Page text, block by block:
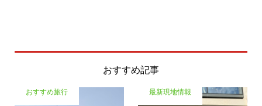
おすすめ記事
おすすめ旅行 最新現地情報